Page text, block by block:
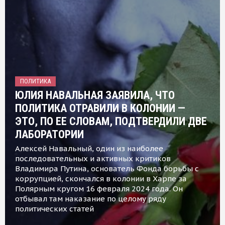
ПОЛИТИКА
ЮЛИЯ НАВАЛЬНАЯ ЗАЯВИЛА, ЧТО
ПОЛИТИКА ОТРАВИЛИ В КОЛОНИИ —
ЭТО, ПО ЕЕ СЛОВАМ, ПОДТВЕРДИЛИ ДВЕ
ЛАБОРАТОРИИ
Алексей Навальный, один из наиболее
последовательных и активных критиков
Владимира Путина, основатель Фонда борьбы с
коррупцией, скончался в колонии в Харпе за
Полярным кругом 16 февраля 2024 года. Он
отбывал там наказание по целому ряду
политических статей